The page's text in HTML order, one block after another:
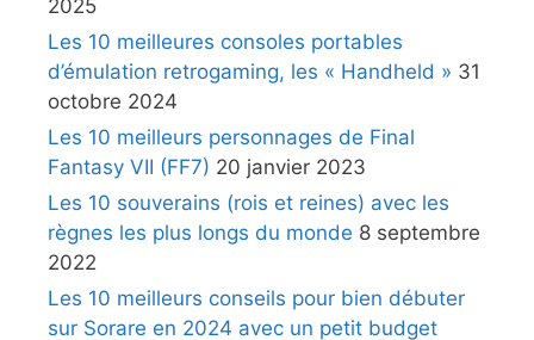
2025
Les 10 meilleures consoles portables
d’émulation retrogaming, les « Handheld » 31
octobre 2024
Les 10 meilleurs personnages de Final
Fantasy VII (FF7) 20 janvier 2023
Les 10 souverains (rois et reines) avec les
règnes les plus longs du monde 8 septembre
2022
Les 10 meilleurs conseils pour bien débuter
sur Sorare en 2024 avec un petit budget